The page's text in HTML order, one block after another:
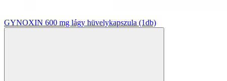
GYNOXIN 600 mg lágy hüvelykapszula (1db)